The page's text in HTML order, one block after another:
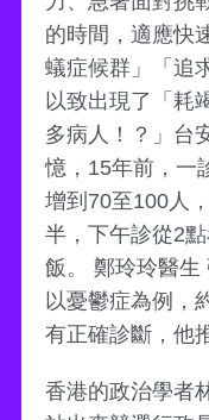
的時間，適應快
蟻症候群」「追
以致出現了「耗
多病人！？」台
憶，15年前，一
增到70至100人
半，下午診從2
飯。 鄭玲玲醫生
以憂鬱症為例，
有正確診斷，他
香港的政治學者